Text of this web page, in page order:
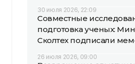
30 июля 2026, 22:09
Совместные
подготовка ученых:
Сколтех подписали
26 июля 2026, 09:00